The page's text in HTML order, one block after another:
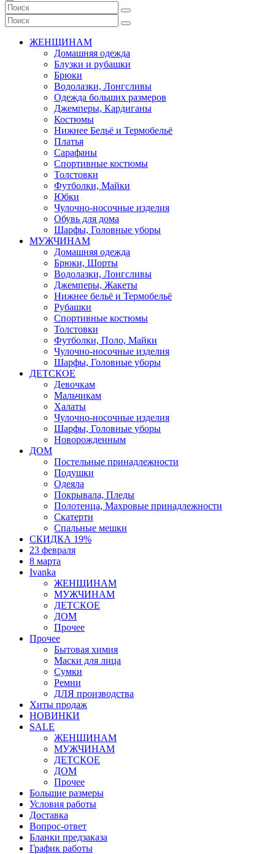
ЖЕНЩИНАМ
Домашняя одежда
Блузки и рубашки
Брюки
Водолазки, Лонгсливы
Одежда больших размеров
Джемперы, Кардиганы
Костюмы
Нижнее Бельё и Термобельё
Платья
Сарафаны
Спортивные костюмы
Толстовки
Футболки, Майки
Юбки
Чулочно-носочные изделия
Обувь для дома
Шарфы, Головные уборы
МУЖЧИНАМ
Домашняя одежда
Брюки, Шорты
Водолазки, Лонгсливы
Джемперы, Жакеты
Нижнее бельё и Термобельё
Рубашки
Спортивные костюмы
Толстовки
Футболки, Поло, Майки
Чулочно-носочные изделия
Шарфы, Головные уборы
ДЕТСКОЕ
Девочкам
Мальчикам
Халаты
Чулочно-носочные изделия
Шарфы, Головные уборы
Новорожденным
ДОМ
Постельные принадлежности
Подушки
Одеяла
Покрывала, Пледы
Полотенца, Махровые принадлежности
Скатерти
Спальные мешки
СКИДКА 19%
23 февраля
8 марта
Ivanka
ЖЕНЩИНАМ
МУЖЧИНАМ
ДЕТСКОЕ
ДОМ
Прочее
Прочее
Бытовая химия
Маски для лица
Сумки
Ремни
ДЛЯ производства
Хиты продаж
НОВИНКИ
SALE
ЖЕНЩИНАМ
МУЖЧИНАМ
ДЕТСКОЕ
ДОМ
Прочее
Большие размеры
Условия работы
Доставка
Вопрос-ответ
Бланки предзаказа
График работы